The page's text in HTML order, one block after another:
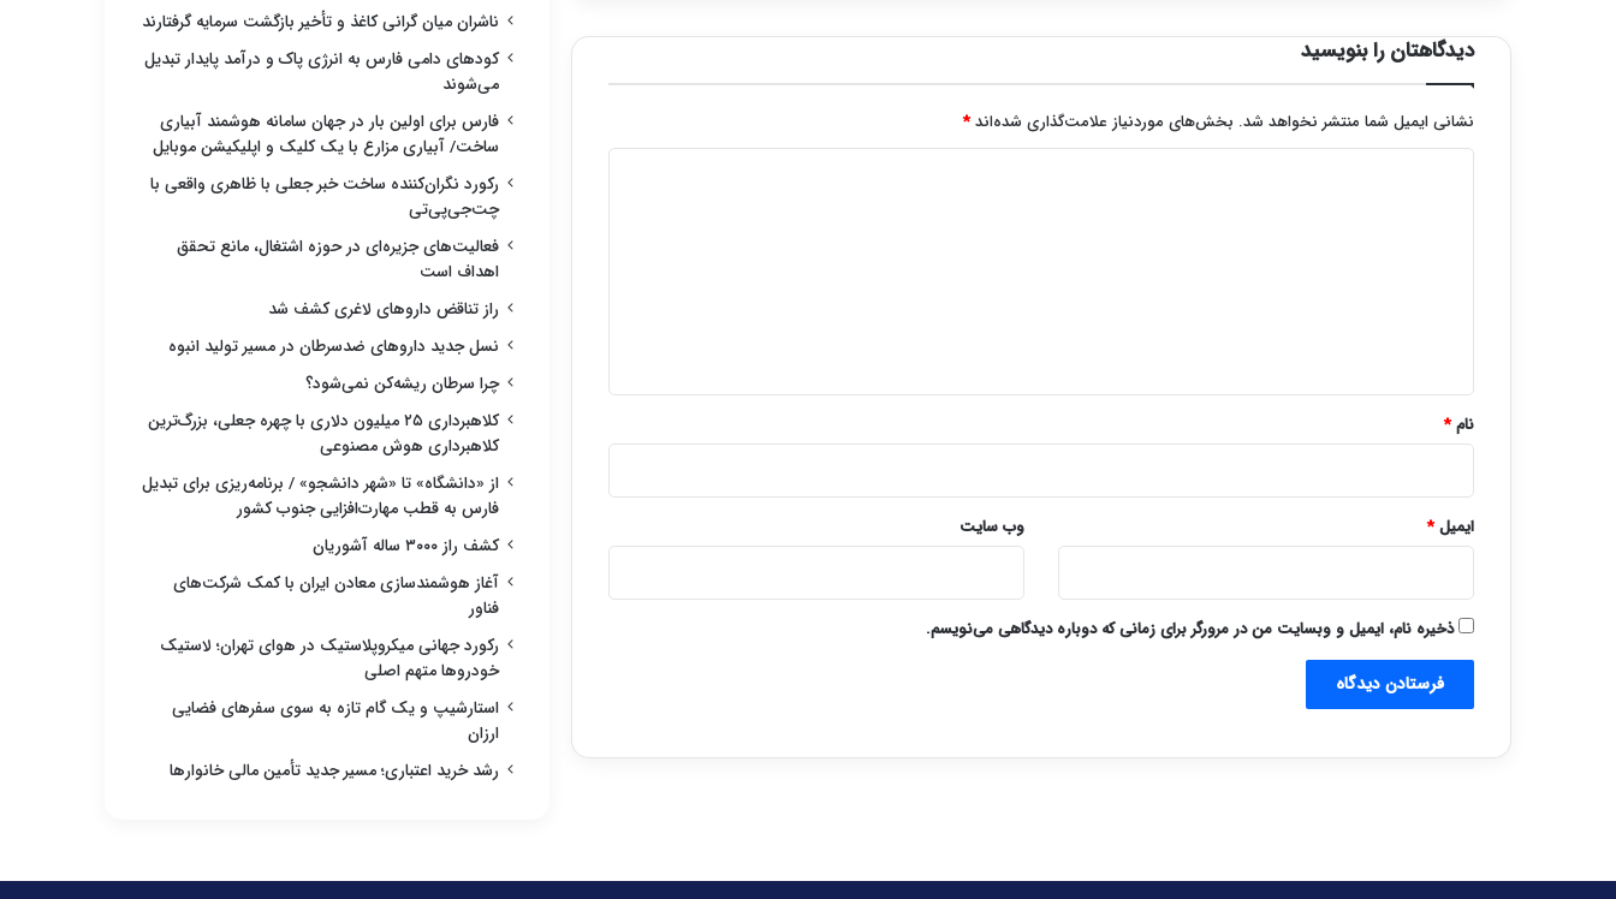
دیدگاهتان را بنویسید
نشانی ایمیل شما منتشر نخواهد شد. بخش‌های موردنیاز علامت‌گذاری شده‌اند*
نام*
ایمیل* وب‌ سایت
ذخیره نام، ایمیل و وبسایت من در مرورگر برای زمانی که دوباره دیدگاهی می‌نویسم.
ناشران میان گرانی کاغذ و تأخیر بازگشت سرمایه گرفتارند
کودهای دامی فارس به انرژی پاک و درآمد پایدار تبدیل
می‌شوند
فارس برای اولین بار در جهان سامانه هوشمند آبیاری
ساخت/ آبیاری مزارع با یک کلیک و اپلیکیشن موبایل
رکورد نگران‌کننده ساخت خبر جعلی با ظاهری واقعی با
چت‌جی‌پی‌تی
فعالیت‌های جزیره‌ای در حوزه اشتغال، مانع تحقق
اهداف است
راز تناقض داروهای لاغری کشف شد
نسل جدید داروهای ضدسرطان در مسیر تولید انبوه
چرا سرطان ریشه‌کن نمی‌شود؟
کلاهبرداری ۲۵ میلیون دلاری با چهره جعلی، بزرگ‌ترین
کلاهبرداری هوش مصنوعی
از «دانشگاه» تا «شهر دانشجو» / برنامه‌ریزی برای تبدیل
فارس به قطب مهارت‌افزایی جنوب کشور
کشف راز ۳۰۰۰ ساله آشوریان
آغاز هوشمندسازی معادن ایران با کمک شرکت‌های
فناور
رکورد جهانی میکروپلاستیک در هوای تهران؛ لاستیک
خودروها متهم اصلی
استارشیپ و یک گام تازه به سوی سفرهای فضایی
ارزان
رشد خرید اعتباری؛ مسیر جدید تأمین مالی خانوارها